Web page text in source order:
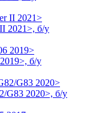
2021>, б/у
б/у
G83 2020>, б/у